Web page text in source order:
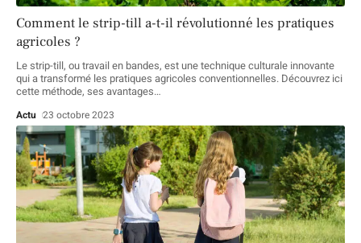
Comment le strip-till a-t-il révolutionné les pratiques
agricoles ?
Le strip-till, ou travail en bandes, est une technique culturale innovante
qui a transformé les pratiques agricoles conventionnelles. Découvrez ici
cette méthode, ses avantages…
Actu 23 octobre 2023